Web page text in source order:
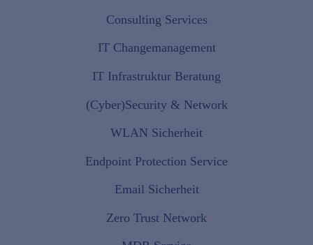
Consulting Services
IT Changemanagement
IT Infrastruktur Beratung
(Cyber)Security & Network
WLAN Sicherheit
Endpoint Protection Service
Email Sicherheit
Zero Trust Network